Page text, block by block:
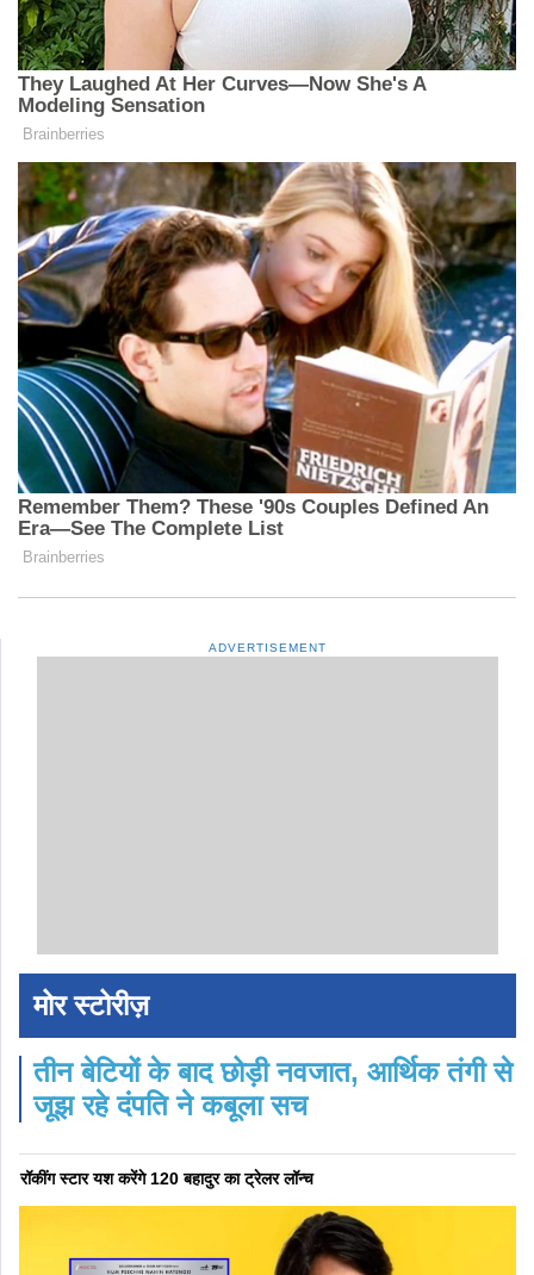
ADVERTISEMENT
मोर स्टोरीज़
तीन बेटियों के बाद छोड़ी नवजात, आर्थिक तंगी से
जूझ रहे दंपति ने कबूला सच
रॉकींग स्टार यश करेंगे 120 बहादुर का ट्रेलर लॉन्च